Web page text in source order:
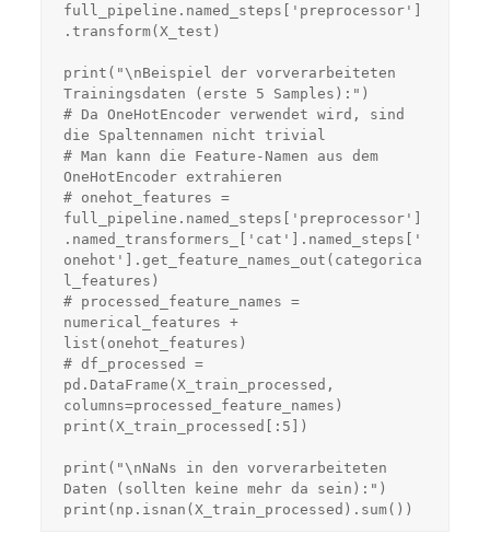
full_pipeline.named_steps['preprocessor']
.transform(X_test)
print("\nBeispiel der vorverarbeiteten
Trainingsdaten (erste 5 Samples):")
# Da OneHotEncoder verwendet wird, sind
die Spaltennamen nicht trivial
# Man kann die Feature-Namen aus dem
OneHotEncoder extrahieren
# onehot_features =
full_pipeline.named_steps['preprocessor']
.named_transformers_['cat'].named_steps['
onehot'].get_feature_names_out(categorica
l_features)
# processed_feature_names =
numerical_features +
list(onehot_features)
# df_processed =
pd.DataFrame(X_train_processed,
columns=processed_feature_names)
print(X_train_processed[:5])
print("\nNaNs in den vorverarbeiteten
Daten (sollten keine mehr da sein):")
print(np.isnan(X_train_processed).sum())